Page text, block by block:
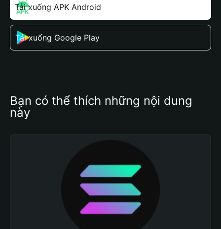
Tải xuống APK Android
Tải xuống Google Play
Bạn có thể thích những nội dung
này